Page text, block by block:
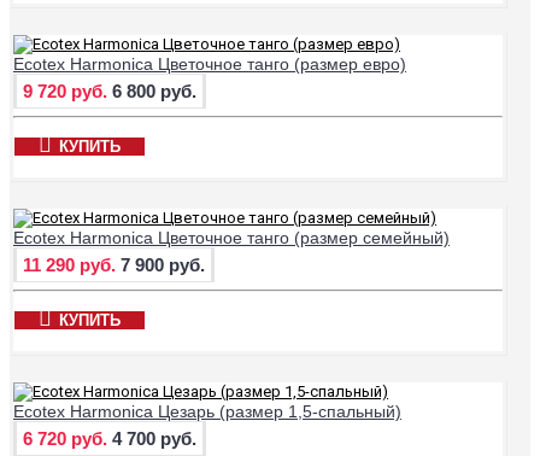
Ecotex Harmonica Цветочное танго (размер евро)
9 720 руб. 6 800 руб.
КУПИТЬ
Ecotex Harmonica Цветочное танго (размер семейный)
11 290 руб. 7 900 руб.
КУПИТЬ
Ecotex Harmonica Цезарь (размер 1,5-спальный)
6 720 руб. 4 700 руб.